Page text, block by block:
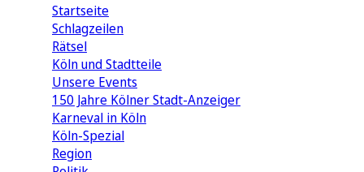
Startseite
Schlagzeilen
Rätsel
Köln und Stadtteile
Unsere Events
150 Jahre Kölner Stadt-Anzeiger
Karneval in Köln
Köln-Spezial
Region